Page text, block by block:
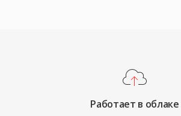
Работает в облаке